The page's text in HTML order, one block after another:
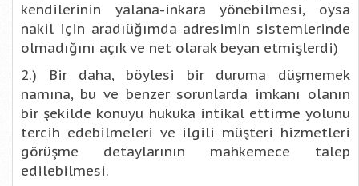
kendilerinin yalana-inkara yönebilmesi, oysa
nakil için aradıüğımda adresimin sistemlerinde
olmadığını açık ve net olarak beyan etmişlerdi)
2.) Bir daha, böylesi bir duruma düşmemek
namına, bu ve benzer sorunlarda imkanı olanın
bir şekilde konuyu hukuka intikal ettirme yolunu
tercih edebilmeleri ve ilgili müşteri hizmetleri
görüşme detaylarının mahkemece talep
edilebilmesi.